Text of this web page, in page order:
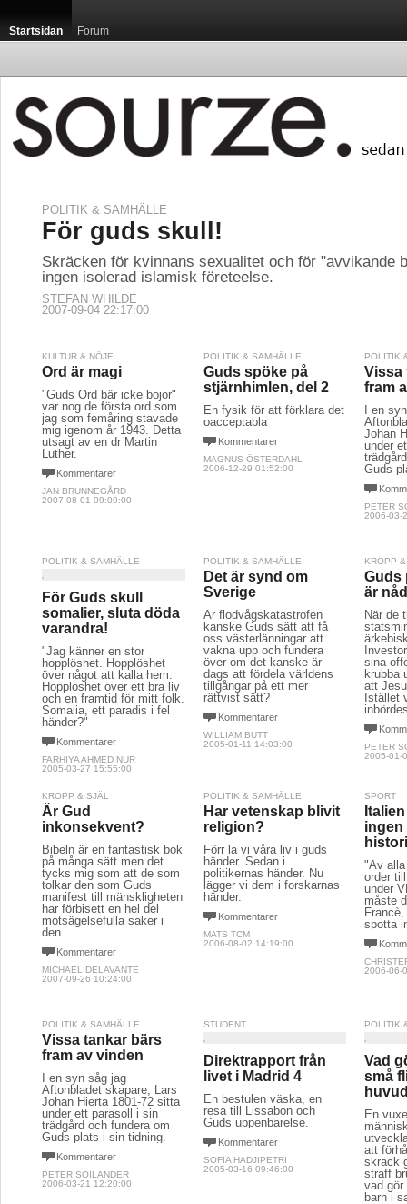
Startsidan Forum
POLITIK & SAMHÄLLE
För guds skull!
Skräcken för kvinnans sexualitet och för "avvikande
ingen isolerad islamisk företeelse.
STEFAN WHILDE
2007-09-04 22:17:00
KULTUR & NÖJE
Ord är magi
"Guds Ord bär icke bojor"
var nog de första ord som
jag som femåring stavade
mig igenom år 1943. Detta
utsagt av en dr Martin
Luther.
Kommentarer
JAN BRUNNEGÅRD
2007-08-01 09:09:00
POLITIK & SAMHÄLLE
Guds spöke på
stjärnhimlen, del 2
En fysik för att förklara det
oacceptabla
Kommentarer
MAGNUS ÖSTERDAHL
2006-12-29 01:52:00
POLITIK
Vissa
fram
I en
Johan
under
Guds
PETER
2006-03-
POLITIK & SAMHÄLLE
För Guds skull
somalier, sluta döda
varandra!
"Jag känner en stor
hopplöshet. Hopplöshet
över något att kalla hem.
Hopplöshet över ett bra liv
och en framtid för mitt folk.
Somalia, ett paradis i fel
händer?"
Kommentarer
FARHIYA AHMED NUR
2005-03-27 15:55:00
POLITIK & SAMHÄLLE
Det är synd om
Sverige
Är flodvågskatastrofen
kanske Guds sätt att få
oss västerlänningar att
vakna upp och fundera
över om det kanske är
dags att fördela världens
tillgångar på ett mer
rättvist sätt?
Kommentarer
WILLIAM BUTT
2005-01-11 14:03:00
KROPP
Guds
är
När de
sina
krubba
att
Istället
PETER
2005-01-
KROPP & SJÄL
Är Gud
inkonsekvent?
Bibeln är en fantastisk bok
på många sätt men det
tycks mig som att de som
tolkar den som Guds
manifest till mänskligheten
har förbisett en hel del
motsägelsefulla saker i
den.
Kommentarer
MICHAEL DELAVANTE
2007-09-26 10:24:00
POLITIK & SAMHÄLLE
Har vetenskap blivit
religion?
Förr la vi våra liv i guds
händer. Sedan i
politikernas händer. Nu
lägger vi dem i forskarnas
händer.
Kommentarer
MATS TCM
2006-08-02 14:19:00
SPORT
ingen
"Av
order
under
måste
spotta
2006-06-
POLITIK & SAMHÄLLE
Vissa tankar bärs
fram av vinden
I en syn såg jag
Aftonbladet skapare, Lars
Johan Hierta 1801-72 sitta
under ett parasoll i sin
trädgård och fundera om
Guds plats i sin tidning.
Kommentarer
PETER SOILANDER
2006-03-21 12:20:00
STUDENT
Direktrapport från
livet i Madrid 4
En bestulen väska, en
resa till Lissabon och
Guds uppenbarelse.
Kommentarer
SOFIA HADJIPETRI
2005-03-16 09:46:00
POLITIK
Vad
små
En
att
skräck
straff
vad
barn i